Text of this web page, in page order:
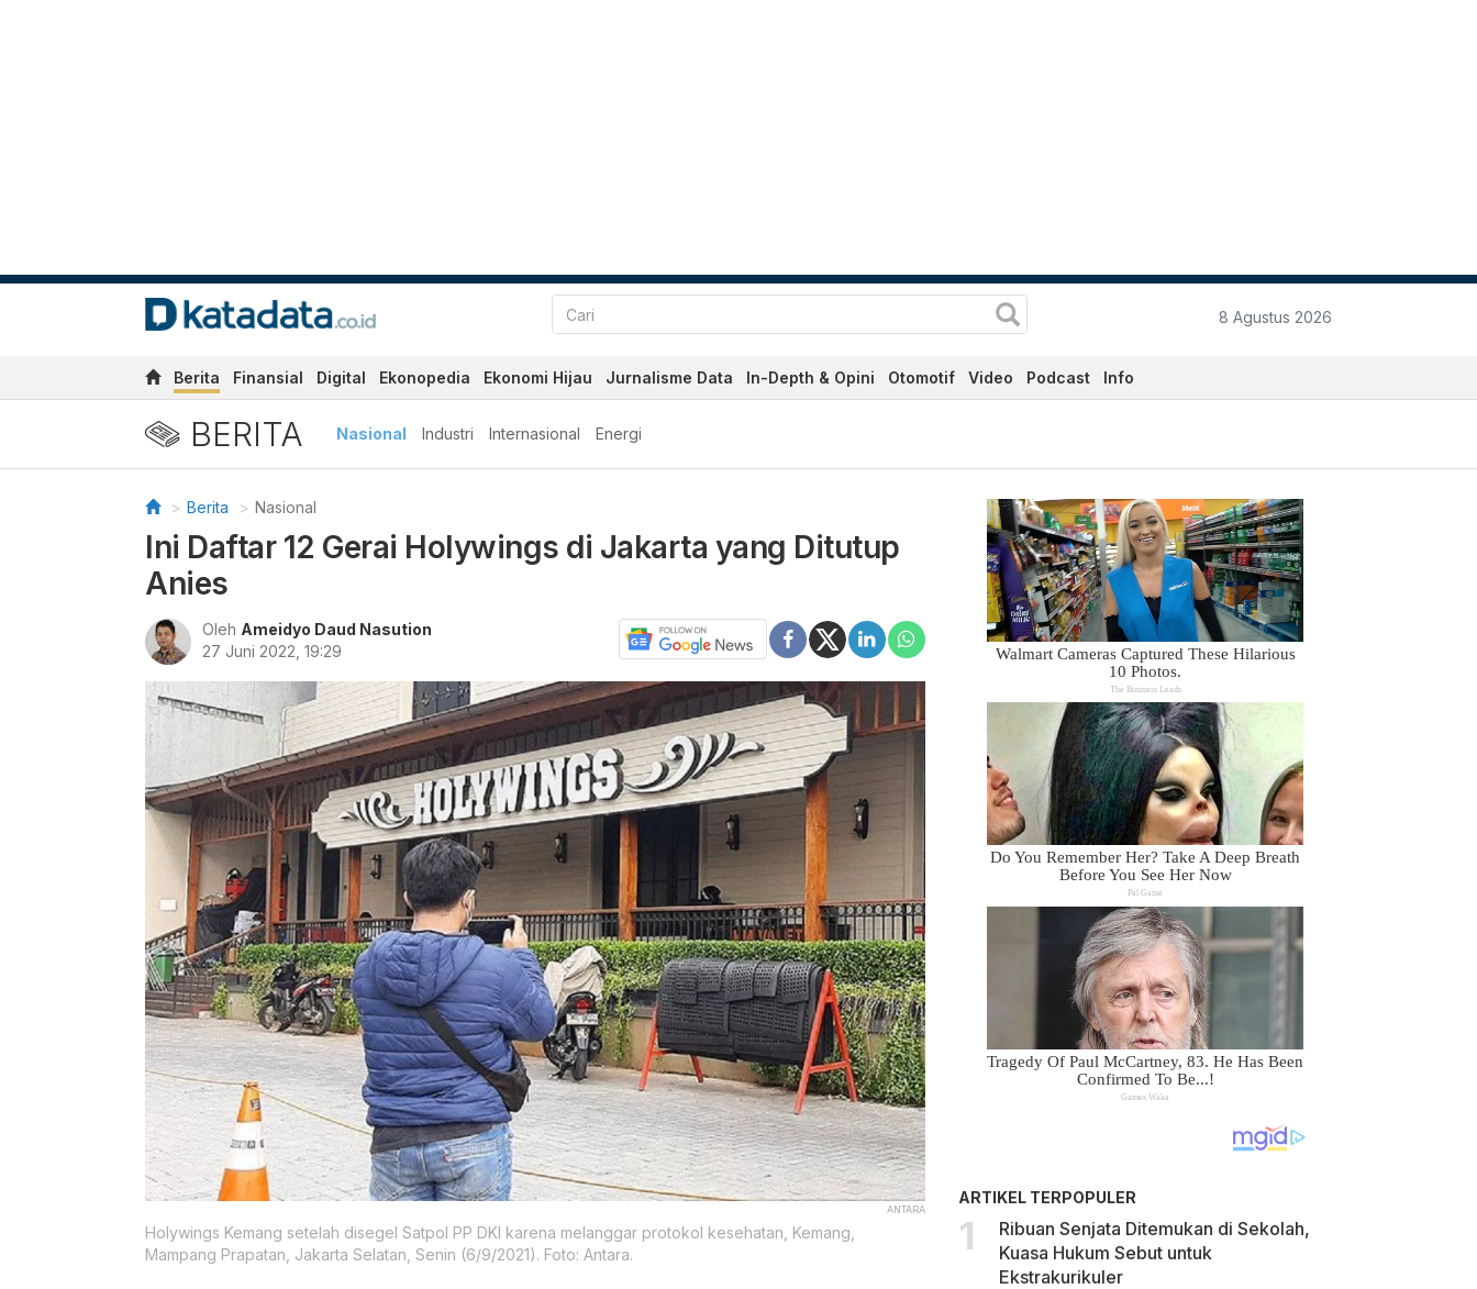
8 Agustus 2026
Berita Finansial Digital Ekonopedia Ekonomi Hijau Jurnalisme Data In-Depth & Opini Otomotif Video Podcast Info
BERITA Nasional Industri Internasional Energi
Berita Nasional
Ini Daftar 12 Gerai Holywings di Jakarta yang Ditutup
Anies
Oleh Ameidyo Daud Nasution
27 Juni 2022, 19:29
ANTARA
Holywings Kemang setelah disegel Satpol PP DKI karena melanggar protokol kesehatan, Kemang,
Mampang Prapatan, Jakarta Selatan, Senin (6/9/2021). Foto: Antara.
ARTIKEL TERPOPULER
Ribuan Senjata Ditemukan di Sekolah,
Kuasa Hukum Sebut untuk
Ekstrakurikuler